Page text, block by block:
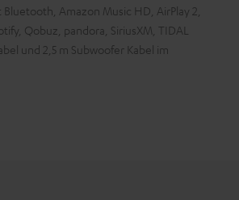
Amazon Music HD, AirPlay 2,
Qobuz, pandora, SiriusXM, TIDAL
und 2,5 m Subwoofer Kabel im